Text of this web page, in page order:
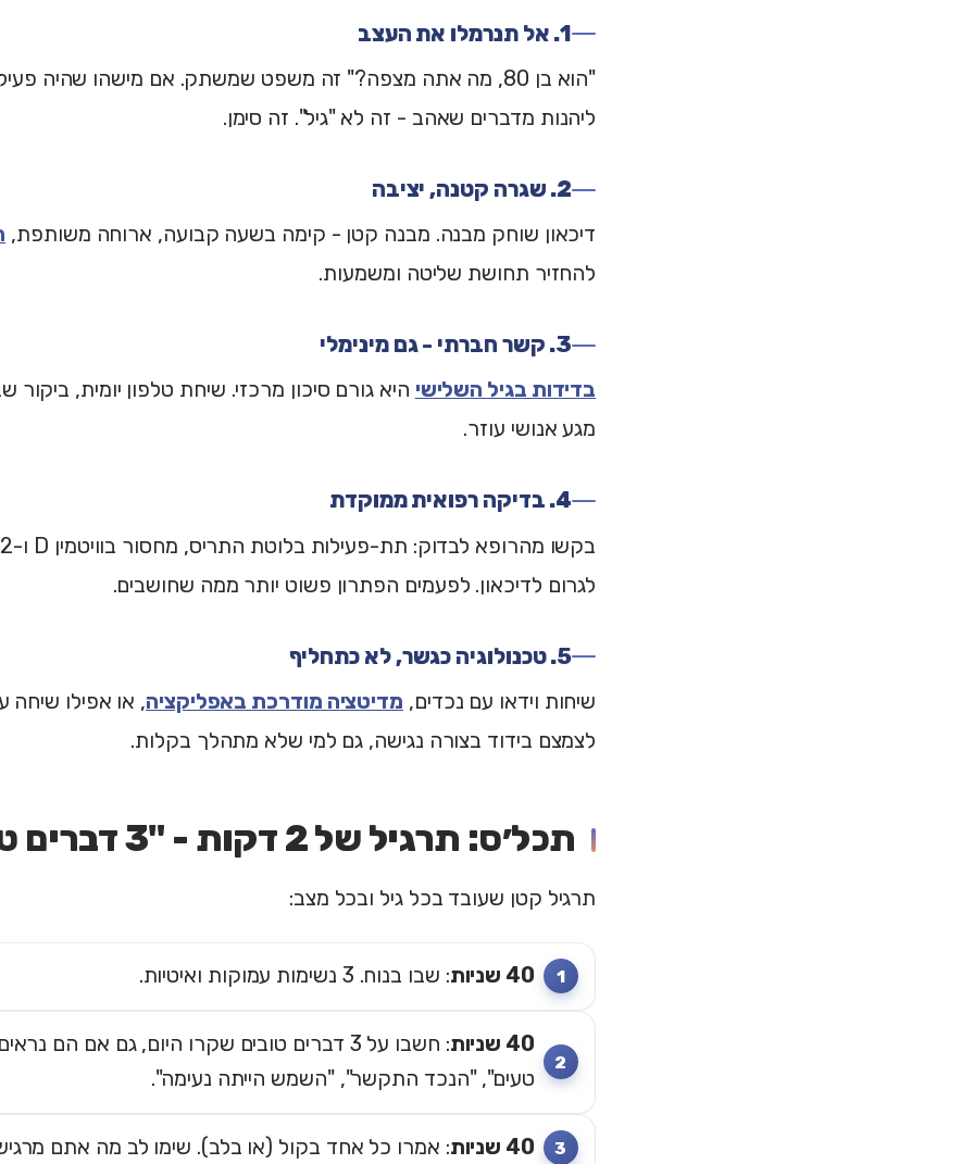
1. אל תנרמלו את העצב
"הוא בן 80, מה אתה מצפה?" זה משפט שמשתק. אם מישהו שהיה
ליהנות מדברים שאהב - זה לא "גיל". זה סימן.
2. שגרה קטנה, יציבה
דיכאון שוחק מבנה. מבנה קטן - קימה בשעה קבועה, ארוחה משותפת,
להחזיר תחושת שליטה ומשמעות.
3. קשר חברתי - גם מינימלי
בדידות בגיל השלישי היא גורם סיכון מרכזי. שיחת טלפון יומית, ביקור
מגע אנושי עוזר.
4. בדיקה רפואית ממוקדת
לגרום לדיכאון. לפעמים הפתרון פשוט יותר ממה שחושבים.
5. טכנולוגיה כגשר, לא כתחליף
שיחות וידאו עם נכדים, מדיטציה מודרכת באפליקציה, או אפילו שיחה
לצמצם בידוד בצורה נגישה, גם למי שלא מתהלך בקלות.
תכל׳ס: תרגיל של 2 דקות - "3 דברים טובים"
תרגיל קטן שעובד בכל גיל ובכל מצב:
40 שניות : שבו בנוח. 3 נשימות עמוקות ואיטיות.
40 שניות
: חשבו על 3 דברים טובים שקרו היום, גם אם הם
טעים", "הנכד התקשר", "השמש הייתה נעימה".
40 שניות : אמרו כל אחד בקול (או בלב). שימו לב מה אתם